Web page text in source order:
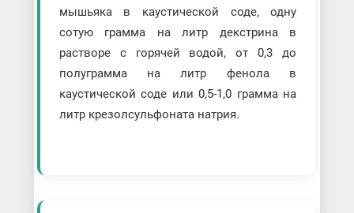
мышьяка в каустической соде, одну
сотую грамма на литр декстрина в
растворе с горячей водой, от 0,3 до
полуграмма на литр фенола в
каустической соде или 0,5-1,0 грамма на
литр крезолсульфоната натрия.